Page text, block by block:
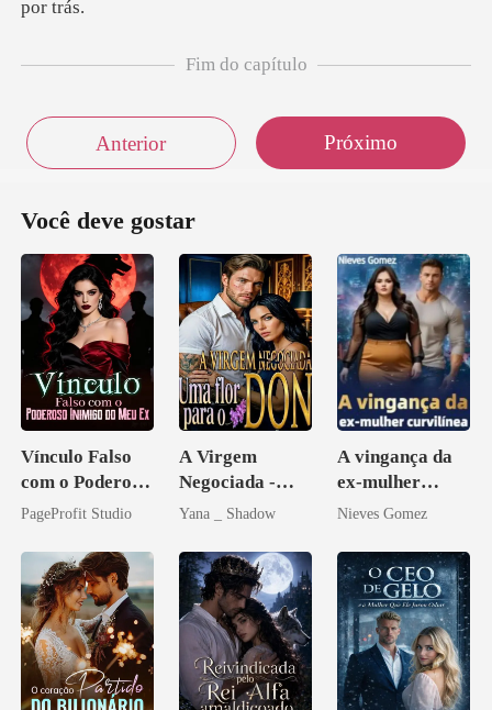
Fim do capítulo
Anterior Próximo
Você deve gostar
Vínculo Falso
com o Poderoso
Inimigo do Meu
PageProfit Studio
A Virgem
Negociada -
Uma flor para o
Yana _ Shadow
A vingança da
ex-mulher
curvilínea
Nieves Gomez